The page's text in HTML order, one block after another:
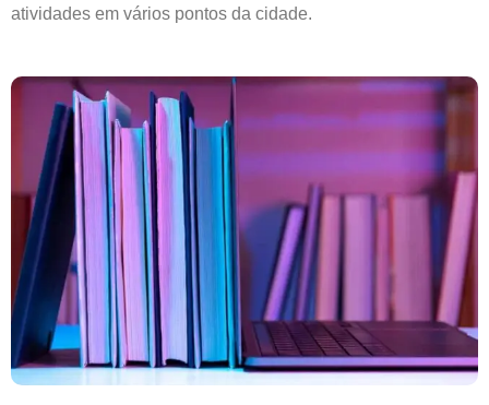
atividades em vários pontos da cidade.